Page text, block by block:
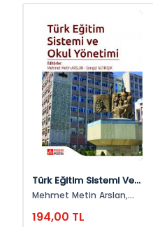
Türk Eğitim Sistemi Ve
Okul Yönetimi
Mehmet Metin Arslan,
Çilek, Bilgen Kıral, Nuri
194,00 TL